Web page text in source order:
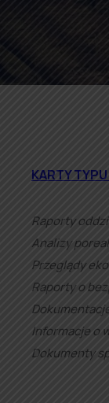
KARTY TYPU
Raporty
Analizy
Przeglądy
Raporty o
Informacje o
Dokumenty